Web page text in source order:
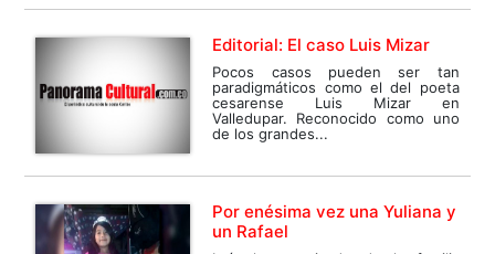
Editorial: El caso Luis Mizar
Pocos casos pueden ser tan
paradigmáticos como el del poeta
cesarense Luis Mizar en
Valledupar. Reconocido como uno
de los grandes...
Por enésima vez una Yuliana y
un Rafael